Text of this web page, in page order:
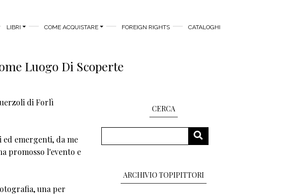
LIBRI COME ACQUISTARE FOREIGN RIGHTS CATALOGHI
Luogo Di Scoperte
di Forlì
emergenti, da me
promosso l'evento e
una per
CERCA
CERCA
ARCHIVIO TOPIPITTORI